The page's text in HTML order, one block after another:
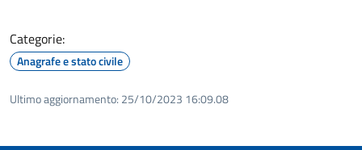
Categorie:
Anagrafe e stato civile
Ultimo aggiornamento: 25/10/2023 16:09.08